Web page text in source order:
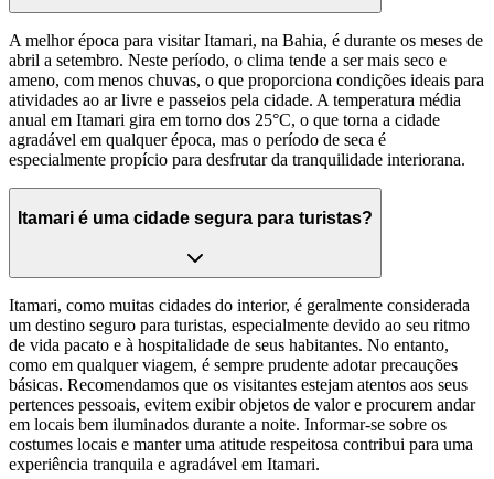
A melhor época para visitar Itamari, na Bahia, é durante os meses de
abril a setembro. Neste período, o clima tende a ser mais seco e
ameno, com menos chuvas, o que proporciona condições ideais para
atividades ao ar livre e passeios pela cidade. A temperatura média
anual em Itamari gira em torno dos 25°C, o que torna a cidade
agradável em qualquer época, mas o período de seca é
especialmente propício para desfrutar da tranquilidade interiorana.
Itamari é uma cidade segura para turistas?
Itamari, como muitas cidades do interior, é geralmente considerada
um destino seguro para turistas, especialmente devido ao seu ritmo
de vida pacato e à hospitalidade de seus habitantes. No entanto,
como em qualquer viagem, é sempre prudente adotar precauções
básicas. Recomendamos que os visitantes estejam atentos aos seus
pertences pessoais, evitem exibir objetos de valor e procurem andar
em locais bem iluminados durante a noite. Informar-se sobre os
costumes locais e manter uma atitude respeitosa contribui para uma
experiência tranquila e agradável em Itamari.